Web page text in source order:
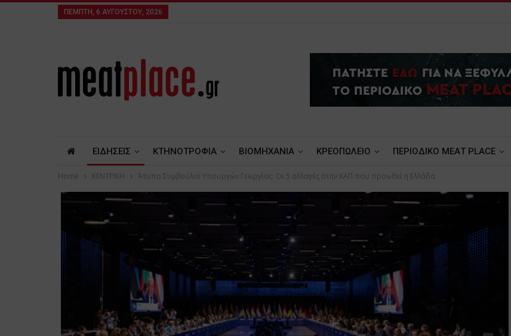
ΠΈΜΠΤΗ, 6 ΑΥΓΟΎΣΤΟΥ, 2026
ΕΙΔΗΣΕΙΣ ΚΤΗΝΟΤΡΟΦΙΑ ΒΙΟΜΗΧΑΝΙΑ ΚΡΕΟΠΩΛΕΙΟ ΠΕΡΙΟΔΙΚΟ ΜΕΑΤ PLACE
Home ΚΕΝΤΡΙΚΗ Άτυπο Συμβούλιο Υπουργών Γεωργίας: Οι 5 αλλαγές στην ΚΑΠ που προωθεί η Ελλάδα